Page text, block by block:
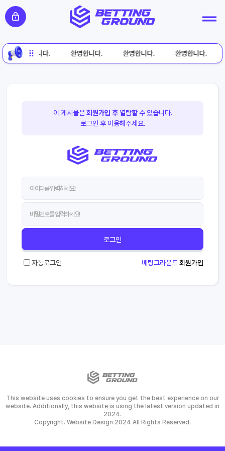
환영합니다. 환영합니다. 환영합니다. 환영합니다.
이 게시물은회원가입 후열람할 수 있습니다.
로그인 후 이용해주세요.
로그인
자동로그인 베팅그라운드 회원가입
This website uses cookies to ensure you get the best experience on our
website. Additionally, this website is using the latest version updated in
2024.
Copyright. Website Design 2024 All Rights Reserved.